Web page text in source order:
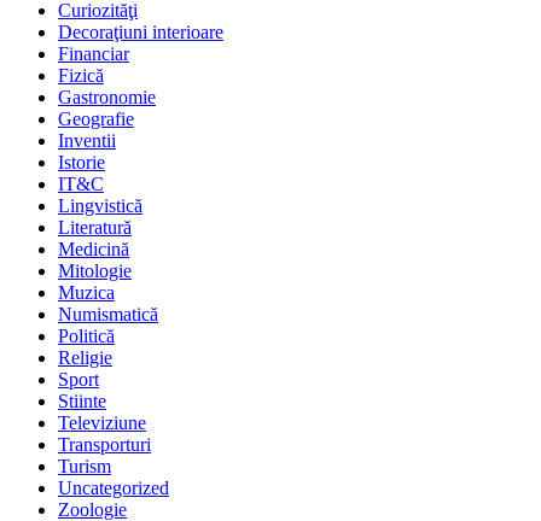
Curiozităţi
Decoraţiuni interioare
Financiar
Fizică
Gastronomie
Geografie
Inventii
Istorie
IT&C
Lingvistică
Literatură
Medicină
Mitologie
Muzica
Numismatică
Politică
Religie
Sport
Stiinte
Televiziune
Transporturi
Turism
Uncategorized
Zoologie